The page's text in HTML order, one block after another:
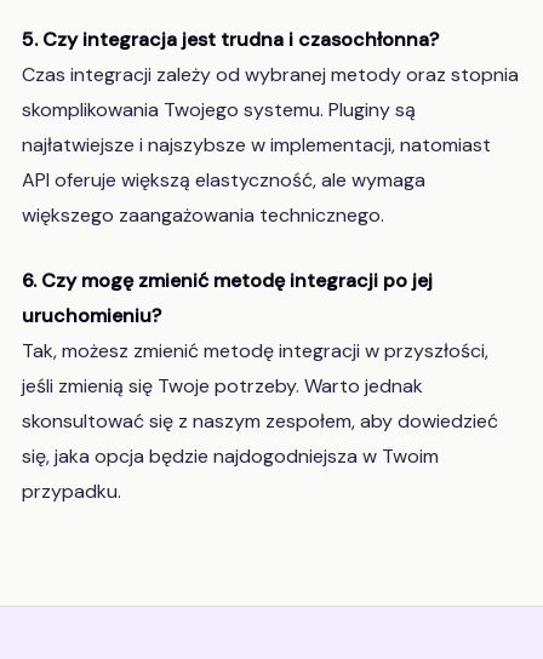
5. Czy integracja jest trudna i czasochłonna?
Czas integracji zależy od wybranej metody oraz stopnia
skomplikowania Twojego systemu. Pluginy są
najłatwiejsze i najszybsze w implementacji, natomiast
API oferuje większą elastyczność, ale wymaga
większego zaangażowania technicznego.
6. Czy mogę zmienić metodę integracji po jej
uruchomieniu?
Tak, możesz zmienić metodę integracji w przyszłości,
jeśli zmienią się Twoje potrzeby. Warto jednak
skonsultować się z naszym zespołem, aby dowiedzieć
się, jaka opcja będzie najdogodniejsza w Twoim
przypadku.